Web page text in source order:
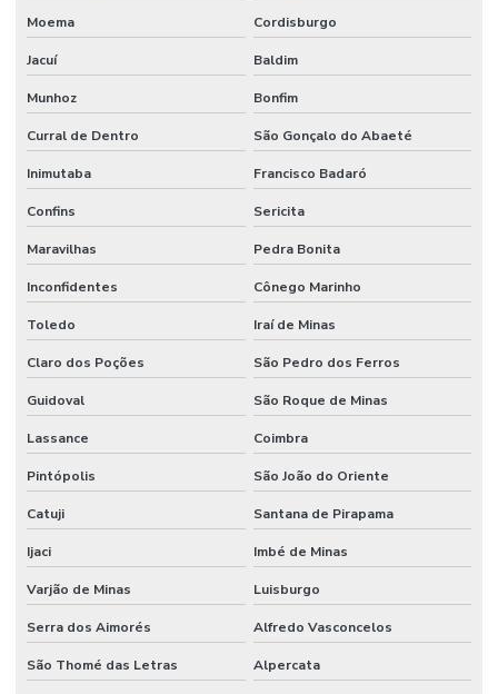
Moema Cordisburgo
Jacuí Baldim
Munhoz Bonfim
Curral de Dentro São Gonçalo do Abaeté
Inimutaba Francisco Badaró
Confins Sericita
Maravilhas Pedra Bonita
Inconfidentes Cônego Marinho
Toledo Iraí de Minas
Claro dos Poções São Pedro dos Ferros
Guidoval São Roque de Minas
Lassance Coimbra
Pintópolis São João do Oriente
Catuji Santana de Pirapama
Ijaci Imbé de Minas
Varjão de Minas Luisburgo
Serra dos Aimorés Alfredo Vasconcelos
São Thomé das Letras Alpercata